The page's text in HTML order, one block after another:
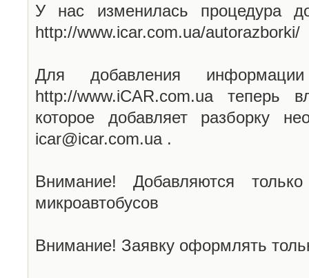
У нас изменилась процедура
http://www.icar.com.ua/autorazborki/
Для добавления
http://www.iCAR.com.ua теперь
которое добавляет разборку
icar@icar.com.ua .
Внимание! Добавляются
микроавтобусов
Внимание! Заявку оформлять